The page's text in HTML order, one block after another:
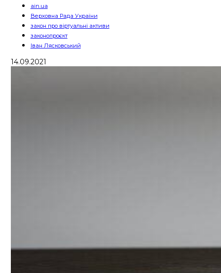
ain.ua
Верховна Рада України
закон про віртуальні активи
законопроєкт
Іван Лясковський
14.09.2021